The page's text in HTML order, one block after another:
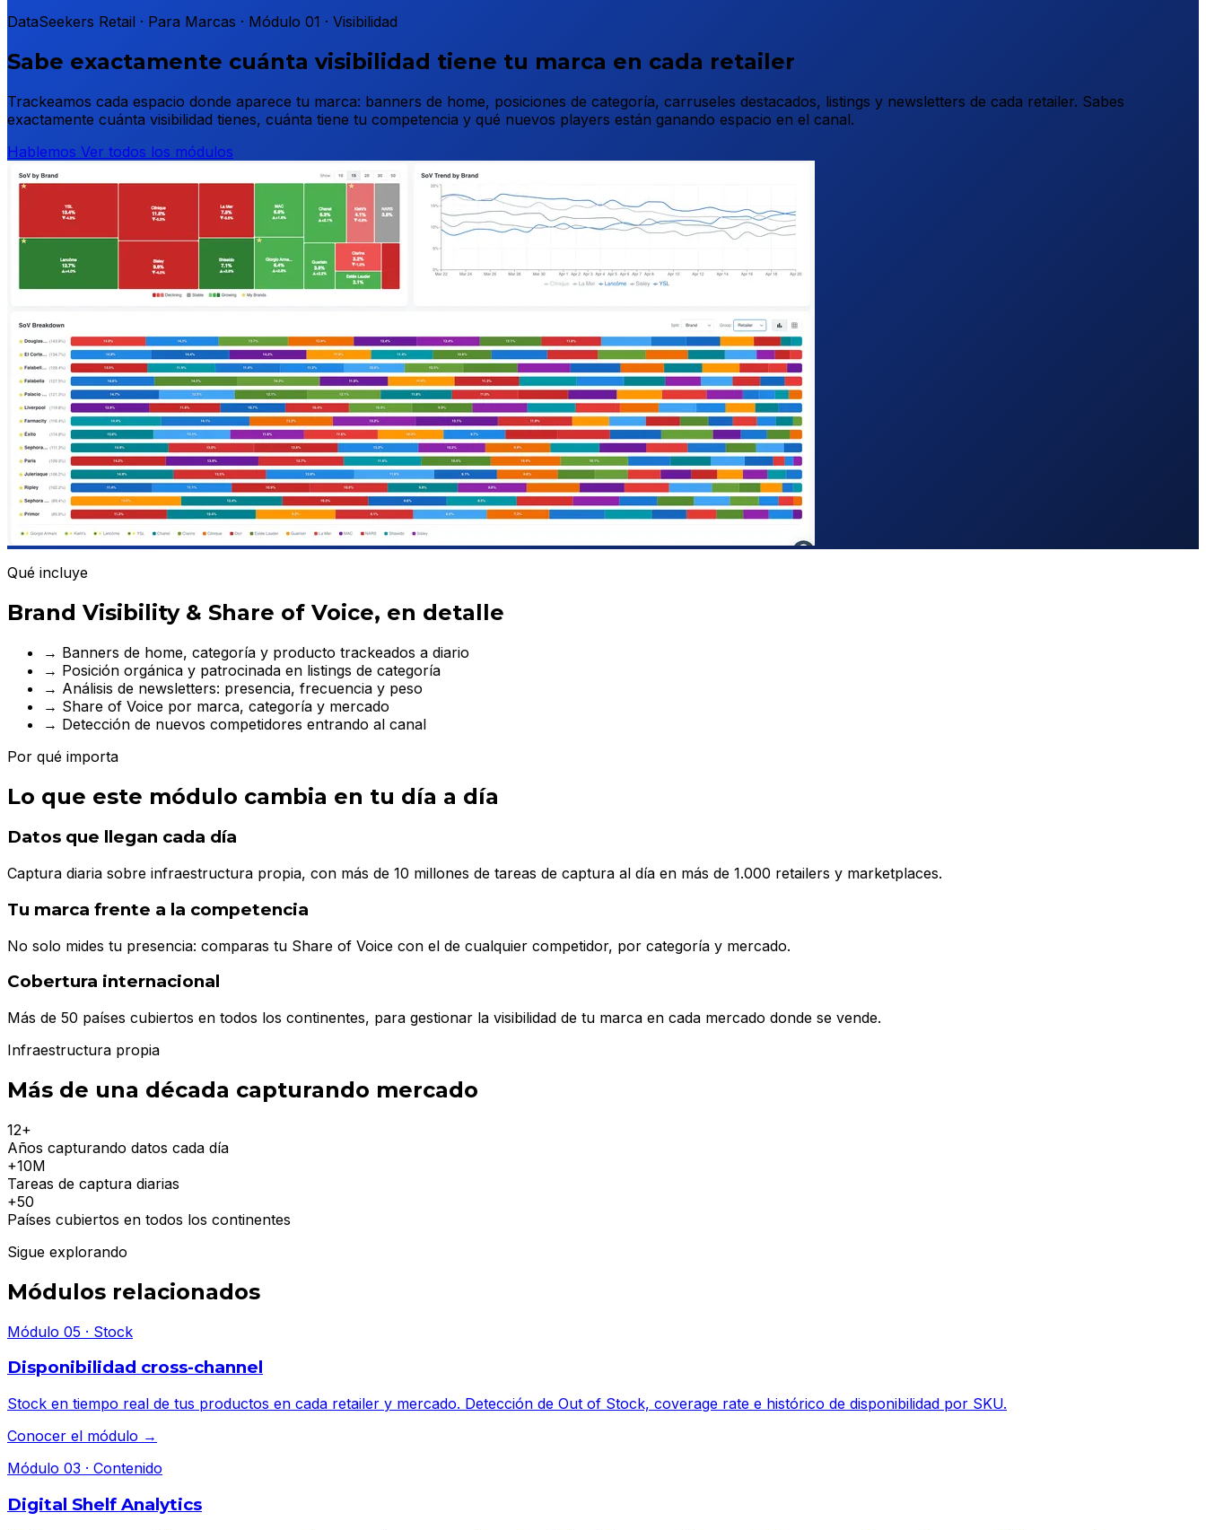
DataSeekers Retail · Para Marcas · Módulo 01 · Visibilidad
Sabe exactamente cuánta visibilidad tiene tu marca en cada retailer
Trackeamos cada espacio donde aparece tu marca: banners de home, posiciones de categoría, carruseles destacados, listings y newsletters de cada retailer. Sabes
exactamente cuánta visibilidad tienes, cuánta tiene tu competencia y qué nuevos players están ganando espacio en el canal.
Hablemos Ver todos los módulos
Qué incluye
Brand Visibility & Share of Voice, en detalle
→ Banners de home, categoría y producto trackeados a diario
→ Posición orgánica y patrocinada en listings de categoría
→ Análisis de newsletters: presencia, frecuencia y peso
→ Share of Voice por marca, categoría y mercado
→ Detección de nuevos competidores entrando al canal
Por qué importa
Lo que este módulo cambia en tu día a día
Datos que llegan cada día
Captura diaria sobre infraestructura propia, con más de 10 millones de tareas de captura al día en más de 1.000 retailers y marketplaces.
Tu marca frente a la competencia
No solo mides tu presencia: comparas tu Share of Voice con el de cualquier competidor, por categoría y mercado.
Cobertura internacional
Más de 50 países cubiertos en todos los continentes, para gestionar la visibilidad de tu marca en cada mercado donde se vende.
Infraestructura propia
Más de una década capturando mercado
12+
Años capturando datos cada día
+10M
Tareas de captura diarias
+50
Países cubiertos en todos los continentes
Sigue explorando
Módulos relacionados
Módulo 05 · Stock
Disponibilidad cross-channel
Stock en tiempo real de tus productos en cada retailer y mercado. Detección de Out of Stock, coverage rate e histórico de disponibilidad por SKU.
Conocer el módulo →
Módulo 03 · Contenido
Digital Shelf Analytics